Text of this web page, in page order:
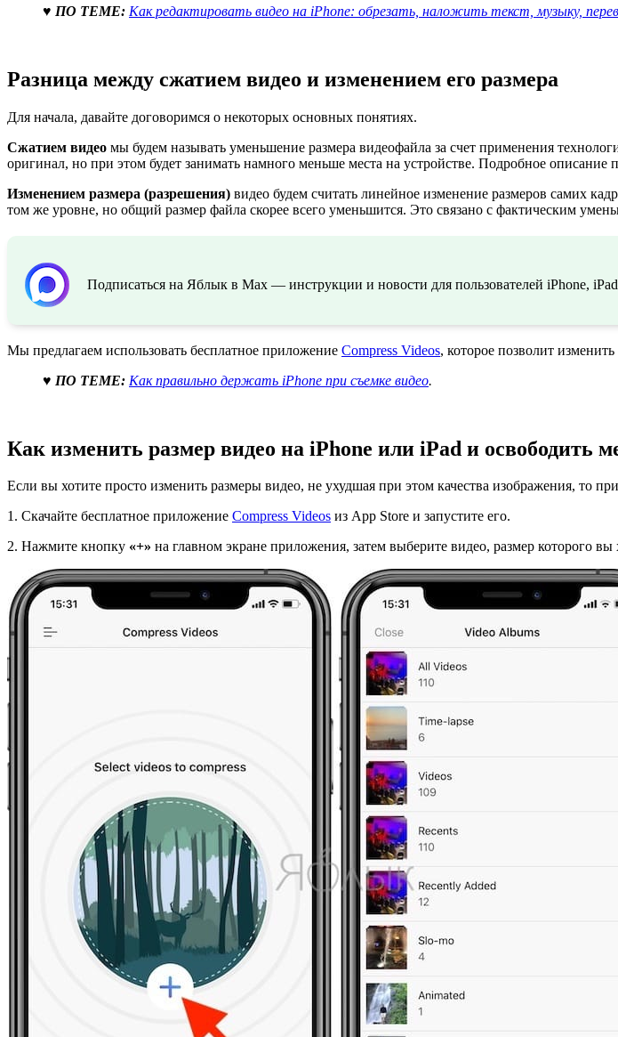
♥ ПО ТЕМЕ: Как редактировать видео на iPhone: обрезать, наложить текст, музыку,
Разница между сжатием видео и изменением его размера
Для начала, давайте договоримся о некоторых основных понятиях.
Сжатием видео мы будем называть уменьшение размера видеофайла за счет применения
оригинал, но при этом будет занимать намного меньше места на устройстве. Подробное описание
Изменением размера (разрешения) видео будем считать линейное изменение размеров самих
том же уровне, но общий размер файла скорее всего уменьшится. Это связано с фактическим
Подписаться на Яблык в Max — инструкции и новости для пользователей iPhone,
Мы предлагаем использовать бесплатное приложение Compress Videos, которое позволит
♥ ПО ТЕМЕ: Как правильно держать iPhone при съемке видео.
Как изменить размер видео на iPhone или iPad и освободить
Если вы хотите просто изменить размеры видео, не ухудшая при этом качества изображения, то
1. Скачайте бесплатное приложение Compress Videos из App Store и запустите его.
2. Нажмите кнопку «+» на главном экране приложения, затем выберите видео, размер которого